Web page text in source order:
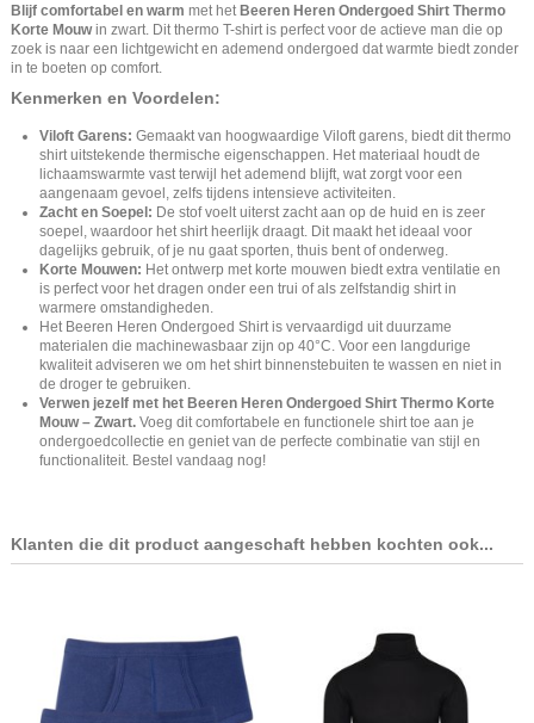
Blijf comfortabel en warm met het Beeren Heren Ondergoed Shirt Thermo
Korte Mouwin zwart. Dit thermo T-shirt is perfect voor de actieve man die op
zoek is naar een lichtgewicht en ademend ondergoed dat warmte biedt zonder
in te boeten op comfort.
Kenmerken en Voordelen:
Viloft Garens: Gemaakt van hoogwaardige Viloft garens, biedt dit thermo
shirt uitstekende thermische eigenschappen. Het materiaal houdt de
lichaamswarmte vast terwijl het ademend blijft, wat zorgt voor een
aangenaam gevoel, zelfs tijdens intensieve activiteiten.
Zacht en Soepel: De stof voelt uiterst zacht aan op de huid en is zeer
soepel, waardoor het shirt heerlijk draagt. Dit maakt het ideaal voor
dagelijks gebruik, of je nu gaat sporten, thuis bent of onderweg.
Korte Mouwen: Het ontwerp met korte mouwen biedt extra ventilatie en
is perfect voor het dragen onder een trui of als zelfstandig shirt in
warmere omstandigheden.
Het Beeren Heren Ondergoed Shirt is vervaardigd uit duurzame
materialen die machinewasbaar zijn op 40°C. Voor een langdurige
kwaliteit adviseren we om het shirt binnenstebuiten te wassen en niet in
de droger te gebruiken.
Verwen jezelf met het Beeren Heren Ondergoed Shirt Thermo Korte
Mouw – Zwart. Voeg dit comfortabele en functionele shirt toe aan je
ondergoedcollectie en geniet van de perfecte combinatie van stijl en
functionaliteit. Bestel vandaag nog!
Klanten die dit product aangeschaft hebben kochten ook...